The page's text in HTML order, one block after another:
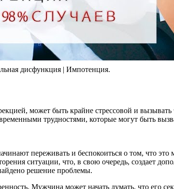
дисфункция | Импотенция.
может быть крайне стрессовой и
трудностями, которые могут быть
переживать и беспокоиться о том, что
ситуации, что, в свою очередь, создает
решение проблемы.
Мужчина может начать думать, что его